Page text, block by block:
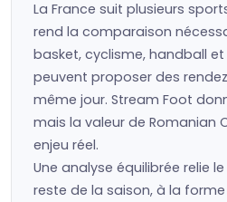
La France suit plusieurs
rend la comparaison
basket, cyclisme, handball
peuvent proposer des
même jour. Stream Foot
mais la valeur de Romanian
enjeu réel.
Une analyse équilibrée relie
reste de la saison, à la